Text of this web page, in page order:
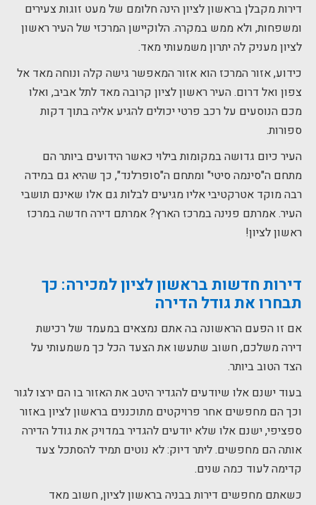
דירות מקבלן בראשון לציון הינה חלומם של מעט זוגות צעירים
ומשפחות, ולא ממש במקרה. הלוקיישן המרכזי של העיר ראשון
לציון מעניק לה יתרון משמעותי מאד.
כידוע, אזור המרכז הוא אזור המאפשר גישה קלה ונוחה מאד אל
צפון ואל דרום. העיר ראשון לציון קרובה מאד לתל אביב, ואלו
מכם הנוסעים על רכב פרטי יכולים להגיע אליה בתוך דקות
ספורות.
העיר כיום גדושה במקומות בילוי כאשר הידועים ביותר הם
מתחם ה"סינמה סיטי" ומתחם ה"סופרלנד", כך שהיא גם במידה
רבה מוקד אטרקטיבי אליו מגיעים לבלות גם אלו שאינם תושבי
העיר. אמרתם פנינה במרכז הארץ? אמרתם דירה חדשה במרכז
ראשון לציון!
דירות חדשותבראשון לציוןלמכירה: כך
תבחרו את גודל הדירה
אם זו הפעם הראשונה בה אתם נמצאים במעמד של רכישת
דירה משלכם, חשוב שתעשו את הצעד הכל כך משמעותי על
הצד הטוב ביותר.
בעוד ישנם אלו שיודעים להגדיר היטב את האזור בו הם ירצו לגור
וכך הם מחפשים אחר פרויקטים מתוכננים בראשון לציון באזור
ספציפי, ישנם אלו שלא יודעים להגדיר במדויק את גודל הדירה
אותה הם מחפשים. ליתר דיוק: לא נוטים תמיד להסתכל צעד
קדימה לעוד כמה שנים.
כשאתם מחפשים דירות בבניה בראשון לציון, חשוב מאד